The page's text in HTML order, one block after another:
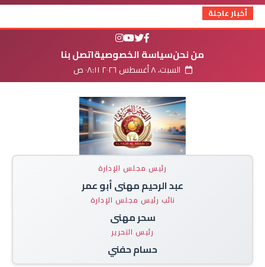
أخبار عاجلة
من نحنسياسة الخصوصيةاتصل بنا
السبت، ٨ أغسطس ٢٠٢٦ ٠٨:١١ ص
رئيس مجلس الإدارة
عبد الرحيم مهنى أبو عمر
نائب رئيس مجلس الإدارة
سحر مهنى
رئيس التحرير
حسام حفني